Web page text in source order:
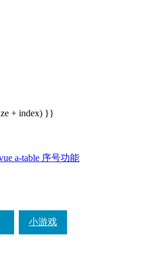
+ index) }}
a-table 序号功能
小游戏